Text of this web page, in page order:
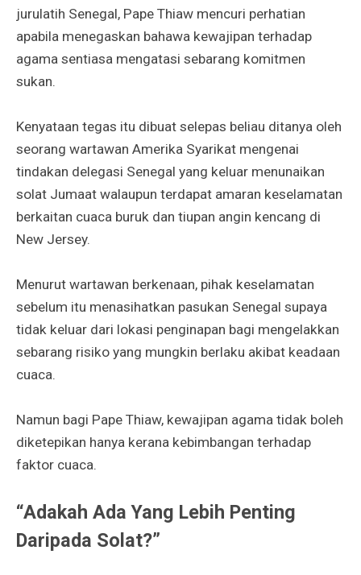
jurulatih Senegal, Pape Thiaw mencuri perhatian
apabila menegaskan bahawa kewajipan terhadap
agama sentiasa mengatasi sebarang komitmen
sukan.
Kenyataan tegas itu dibuat selepas beliau ditanya oleh
seorang wartawan Amerika Syarikat mengenai
tindakan delegasi Senegal yang keluar menunaikan
solat Jumaat walaupun terdapat amaran keselamatan
berkaitan cuaca buruk dan tiupan angin kencang di
New Jersey.
Menurut wartawan berkenaan, pihak keselamatan
sebelum itu menasihatkan pasukan Senegal supaya
tidak keluar dari lokasi penginapan bagi mengelakkan
sebarang risiko yang mungkin berlaku akibat keadaan
cuaca.
Namun bagi Pape Thiaw, kewajipan agama tidak boleh
diketepikan hanya kerana kebimbangan terhadap
faktor cuaca.
“Adakah Ada Yang Lebih Penting
Daripada Solat?”